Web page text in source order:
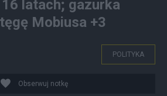
latach; gazurka
Mobiusa +3
POLITYKA
Obserwuj notkę